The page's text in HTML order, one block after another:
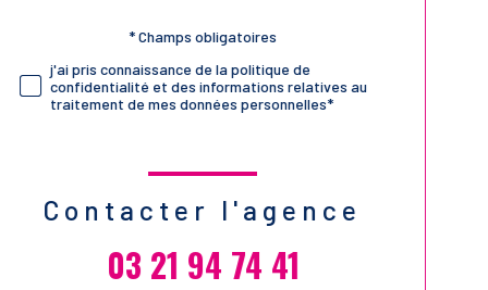
Validation* Champs obligatoires
j'ai pris connaissance de la politique de
confidentialité et des informations relatives au
traitement de mes données personnelles*
Contacter l'agence
03 21 94 74 41